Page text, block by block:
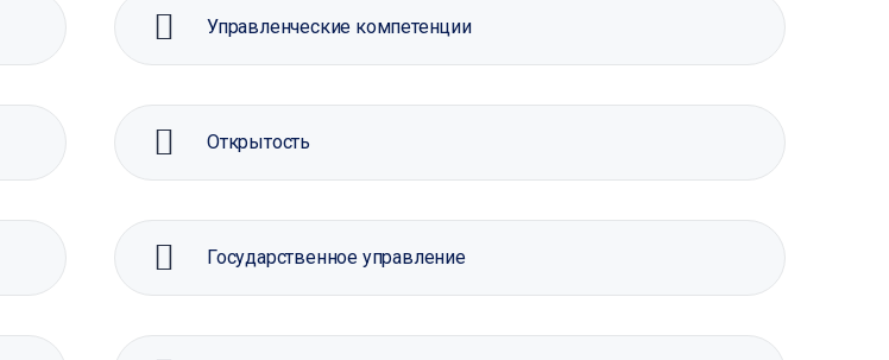
Управленческие компетенции
Открытость
Государственное управление